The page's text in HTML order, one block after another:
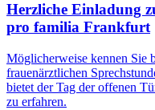
Herzliche Einladung
pro familia Frankfurt
Möglicherweise kennen Sie
frauenärztlichen
bietet der Tag der offenen
zu erfahren.